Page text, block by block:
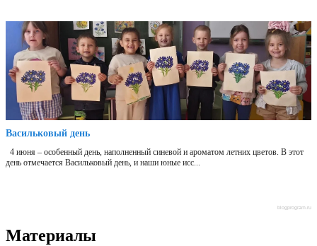
Васильковый день
4 июня – особенный день, наполненный синевой и ароматом летних цветов. В этот
день отмечается Васильковый день, и наши юные исс...
blogprogram.ru
Материалы